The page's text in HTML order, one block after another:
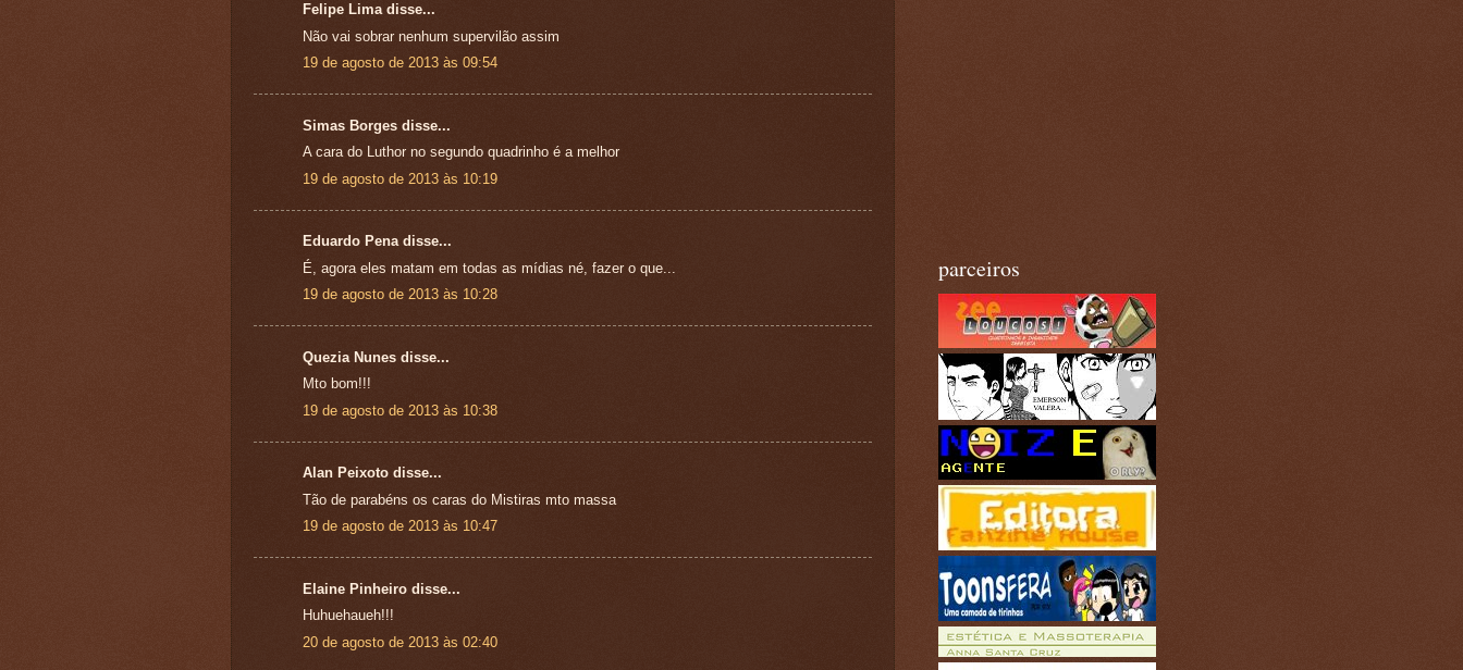
Felipe Lima disse...
Não vai sobrar nenhum supervilão assim
19 de agosto de 2013 às 09:54
Simas Borges disse...
A cara do Luthor no segundo quadrinho é a melhor
19 de agosto de 2013 às 10:19
Eduardo Pena disse...
É, agora eles matam em todas as mídias né, fazer o que...
19 de agosto de 2013 às 10:28
Quezia Nunes disse...
Mto bom!!!
19 de agosto de 2013 às 10:38
Alan Peixoto disse...
Tão de parabéns os caras do Mistiras mto massa
19 de agosto de 2013 às 10:47
Elaine Pinheiro disse...
Huhuehaueh!!!
20 de agosto de 2013 às 02:40
parceiros